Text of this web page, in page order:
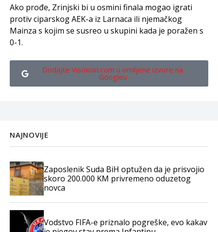
Ako prođe, Zrinjski bi u osmini finala mogao igrati
protiv ciparskog AEK-a iz Larnaca ili njemačkog
Mainza s kojim se susreo u skupini kada je poražen s
0-1.
Dodajte Visokoin.com u omiljene izvore na
Googleu
NAJNOVIJE
Zaposlenik Suda BiH optužen da je prisvojio
skoro 200.000 KM privremeno oduzetog
novca
Vodstvo FIFA-e priznalo pogreške, evo kakav